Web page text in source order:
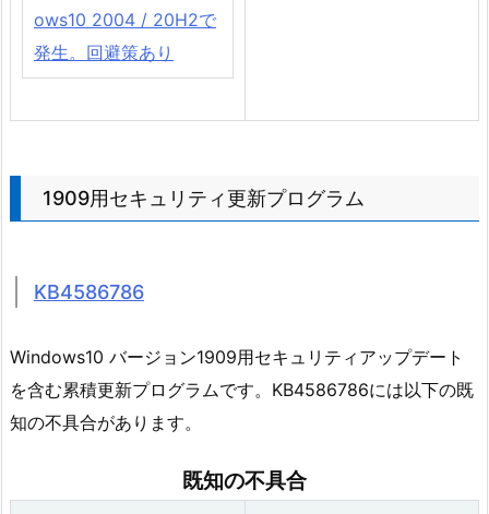
ows10 2004 / 20H2で
発生。回避策あり
1909用セキュリティ更新プログラム
KB4586786
Windows10 バージョン1909用セキュリティアップデート
を含む累積更新プログラムです。KB4586786には以下の既
知の不具合があります。
既知の不具合